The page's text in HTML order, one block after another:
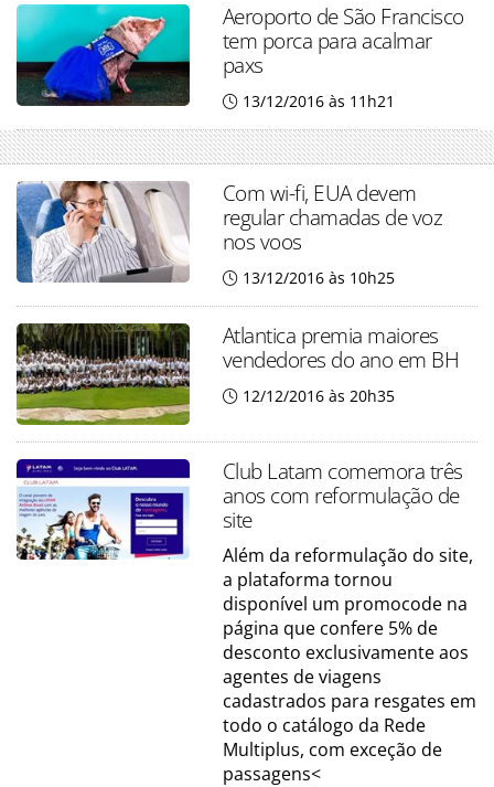
Aeroporto de São Francisco
tem porca para acalmar
paxs
13/12/2016 às 11h21
Com wi-fi, EUA devem
regular chamadas de voz
nos voos
13/12/2016 às 10h25
Atlantica premia maiores
vendedores do ano em BH
12/12/2016 às 20h35
Club Latam comemora três
anos com reformulação de
site
Além da reformulação do site,
a plataforma tornou
disponível um promocode na
página que confere 5% de
desconto exclusivamente aos
agentes de viagens
cadastrados para resgates em
todo o catálogo da Rede
Multiplus, com exceção de
passagens<